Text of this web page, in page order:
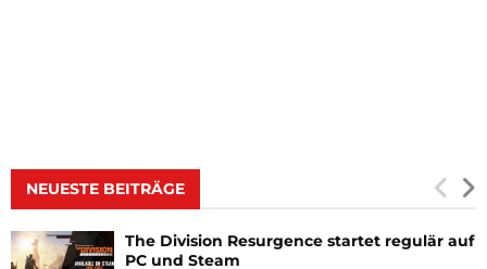
NEUESTE BEITRÄGE
The Division Resurgence startet regulär auf
PC und Steam